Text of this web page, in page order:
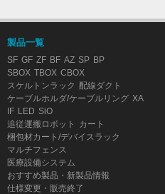
製品一覧
SF GF ZF BF AZ SP BP
SBOX TBOX CBOX
スケルトンラック 配線ダクト
ケーブルホルダ/ケーブルリング XA
IF LED SiO
追従運搬ロボット
カート
梱包材カート/デバイスラック
マルチフェンス
医療設備システム
おすすめ製品・新製品情報
仕様変更・販売終了